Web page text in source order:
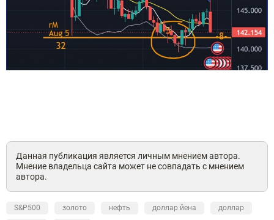
Данная публикация является личным мнением автора.
Мнение владельца сайта может не совпадать с мнением
автора.
S&P500 золото нефть доллар йена
доллар